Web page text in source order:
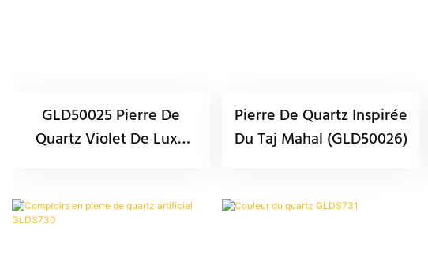
GLD50025 Pierre De
Quartz Violet De Luxe
Pierre De Quartz Inspirée
Du Taj Mahal (GLD50026)